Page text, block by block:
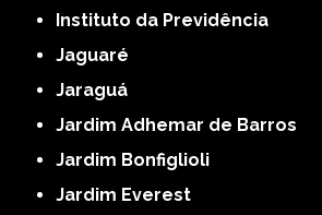
Instituto da Previdência
Jaguaré
Jaraguá
Jardim Adhemar de Barros
Jardim Bonfiglioli
Jardim Everest